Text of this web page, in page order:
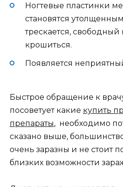
Ногтевые пластинки
становятся
трескается, свободный
крошиться.
Появляется
Быстрое обращение к
посоветует какие купить
препараты, необходимо
сказано выше,
очень заразны и не стоит
близких возможности